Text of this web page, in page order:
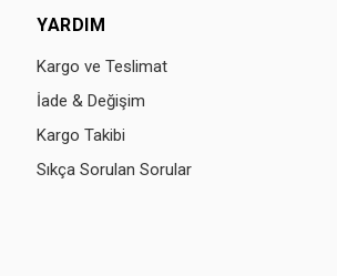
YARDIM
Kargo ve Teslimat
İade & Değişim
Kargo Takibi
Sıkça Sorulan Sorular